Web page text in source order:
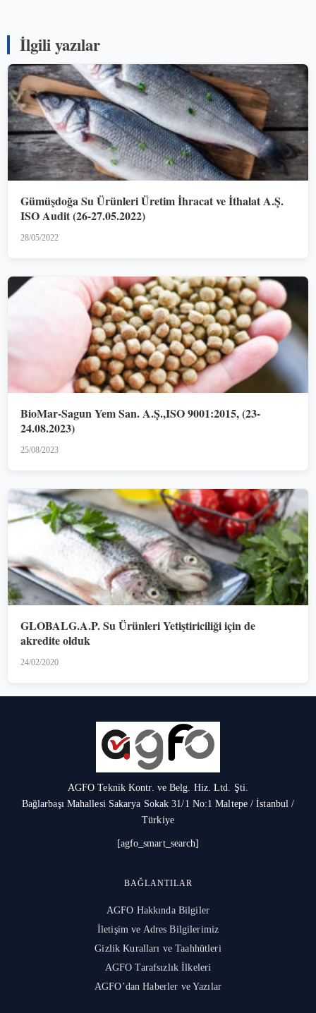
İlgili yazılar
Gümüşdoğa Su Ürünleri Üretim İhracat ve İthalat A.Ş.
ISO Audit (26-27.05.2022)
28/05/2022
BioMar-Sagun Yem San. A.Ş.,ISO 9001:2015, (23-
24.08.2023)
25/08/2023
GLOBALG.A.P. Su Ürünleri Yetiştiriciliği için de
akredite olduk
24/02/2020
AGFO Teknik Kontr. ve Belg. Hiz. Ltd. Şti.
Bağlarbaşı Mahallesi Sakarya Sokak 31/1 No:1 Maltepe / İstanbul /
Türkiye
[agfo_smart_search]
BAĞLANTILAR
AGFO Hakkında Bilgiler
İletişim ve Adres Bilgilerimiz
Gizlik Kuralları ve Taahhütleri
AGFO Tarafsızlık İlkeleri
AGFO’dan Haberler ve Yazılar